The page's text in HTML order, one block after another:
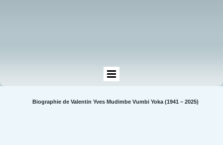
Biographie de Valentin Yves Mudimbe Vumbi Yoka (1941 – 2025)